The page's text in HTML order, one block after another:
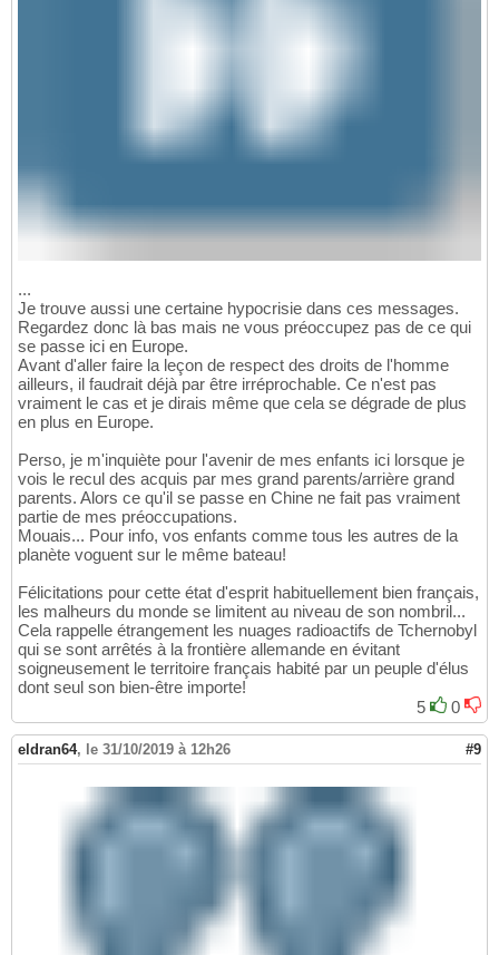
...
Je trouve aussi une certaine hypocrisie dans ces messages.
Regardez donc là bas mais ne vous préoccupez pas de ce qui
se passe ici en Europe.
Avant d'aller faire la leçon de respect des droits de l'homme
ailleurs, il faudrait déjà par être irréprochable. Ce n'est pas
vraiment le cas et je dirais même que cela se dégrade de plus
en plus en Europe.
Perso, je m'inquiète pour l'avenir de mes enfants ici lorsque je
vois le recul des acquis par mes grand parents/arrière grand
parents. Alors ce qu'il se passe en Chine ne fait pas vraiment
partie de mes préoccupations.
Mouais... Pour info, vos enfants comme tous les autres de la
planète voguent sur le même bateau!
Félicitations pour cette état d'esprit habituellement bien français,
les malheurs du monde se limitent au niveau de son nombril...
Cela rappelle étrangement les nuages radioactifs de Tchernobyl
qui se sont arrêtés à la frontière allemande en évitant
soigneusement le territoire français habité par un peuple d'élus
dont seul son bien-être importe!
5
0
eldran64, le 31/10/2019 à 12h26 #9